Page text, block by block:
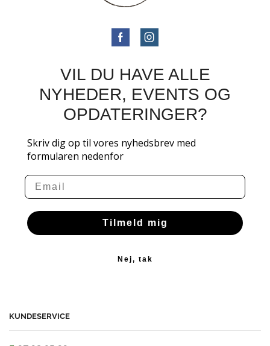
VIL DU HAVE ALLE
NYHEDER, EVENTS OG
OPDATERINGER?
Skriv dig op til vores nyhedsbrev med
formularen nedenfor
Email
Tilmeld mig
Nej, tak
KUNDESERVICE